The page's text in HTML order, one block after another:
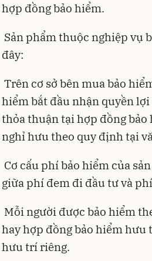
hợp đồng bảo hiểm.
Sản phẩm thuộc nghiệp vụ
đây:
Trên cơ sở bên mua bảo
hiểm bắt đầu nhận quyền
thỏa thuận tại hợp đồng
nghỉ hưu theo quy định tại
Cơ cấu phí bảo hiểm của
giữa phí đem đi đầu tư và
Mỗi người được bảo hiểm
hay hợp đồng bảo hiểm
hưu trí riêng.